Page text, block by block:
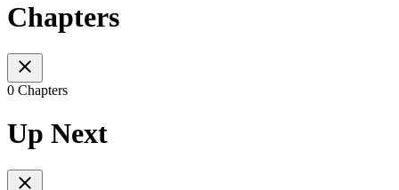
Chapters
0 Chapters
Up Next